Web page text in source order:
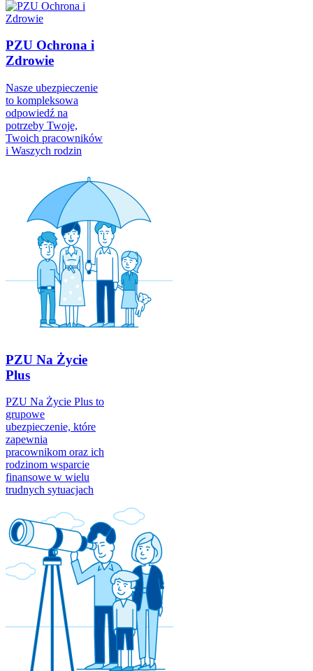
PZU Ochrona i
Zdrowie
Nasze ubezpieczenie
to kompleksowa
odpowiedź na
potrzeby Twoje,
Twoich pracowników
i Waszych rodzin
PZU Na Życie
Plus
PZU Na Życie Plus to
grupowe
ubezpieczenie, które
zapewnia
pracownikom oraz ich
rodzinom wsparcie
finansowe w wielu
trudnych sytuacjach